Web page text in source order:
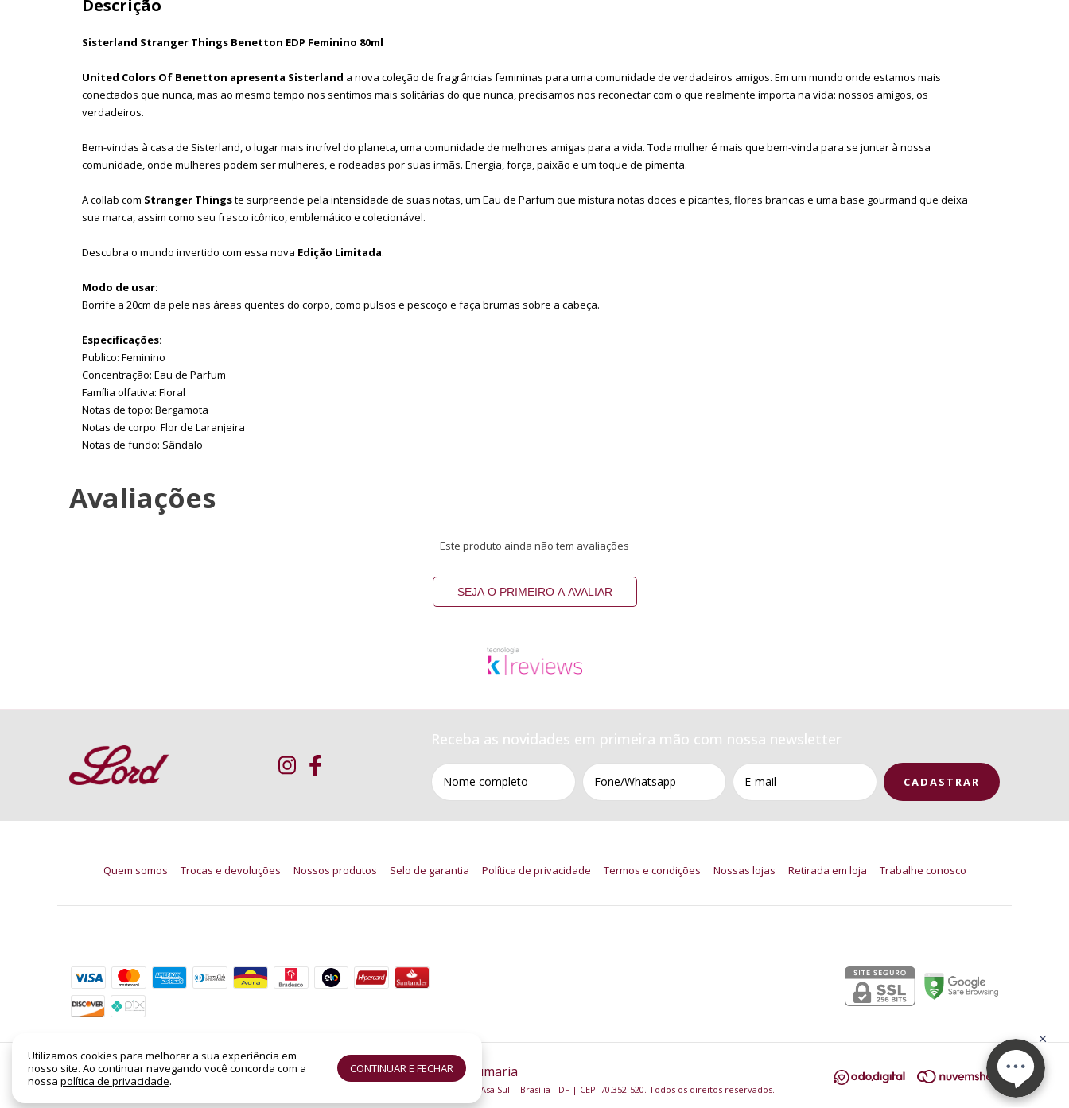
Utilizamos cookies para melhorar a sua experiência em
nosso site. Ao continuar navegando você concorda com a
nossa política de privacidade.
CONTINUAR E FECHAR
Descrição
Sisterland Stranger Things Benetton EDP Feminino 80ml
United Colors Of Benetton apresenta Sisterland a nova coleção de fragrâncias femininas para uma comunidade de verdadeiros amigos. Em um mundo onde estamos mais
conectados que nunca, mas ao mesmo tempo nos sentimos mais solitárias do que nunca, precisamos nos reconectar com o que realmente importa na vida: nossos amigos, os
verdadeiros.
Bem-vindas à casa de Sisterland, o lugar mais incrível do planeta, uma comunidade de melhores amigas para a vida. Toda mulher é mais que bem-vinda para se juntar à nossa
comunidade, onde mulheres podem ser mulheres, e rodeadas por suas irmãs. Energia, força, paixão e um toque de pimenta.
A collab com Stranger Thingste surpreende pela intensidade de suas notas, um Eau de Parfum que mistura notas doces e picantes, flores brancas e uma base gourmand que deixa
sua marca, assim como seu frasco icônico, emblemático e colecionável.
Descubra o mundo invertido com essa nova Edição Limitada.
Modo de usar:
Borrife a 20cm da pele nas áreas quentes do corpo, como pulsos e pescoço e faça brumas sobre a cabeça.
Especificações:
Publico: Feminino
Concentração: Eau de Parfum
Família olfativa: Floral
Notas de topo: Bergamota
Notas de corpo: Flor de Laranjeira
Notas de fundo: Sândalo
Avaliações
Este produto ainda não tem avaliações
SEJA O PRIMEIRO A AVALIAR
Receba as novidades em primeira mão com nossa newsletter
Quem somos Trocas e devoluções Nossos produtos Selo de garantia Política de privacidade Termos e condições Nossas lojas Retirada em loja Trabalhe conosco
Sisterland Stranger Things Benetton EDP Feminino 80ml- Lord Perfumaria
©2026. LORD PERFUMARIA - CNPJ: 14.158.962/0001-88 | SHC Sul Quadra 305 - Bloco B, Loja Nº 19 | Asa Sul | Brasília - DF | CEP: 70.352-520. Todos os direitos reservados.